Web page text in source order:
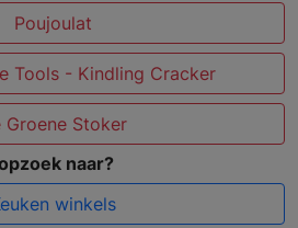
Poujoulat
Tools - Kindling Cracker
Groene Stoker
naar?
winkels